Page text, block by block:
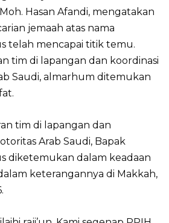
Hasan Afandi, mengatakan
jemaah atas nama
telah mencapai titik temu.
tim di lapangan dan koordinasi
Saudi, almarhum ditemukan
tim di lapangan dan
Arab Saudi, Bapak
diketemukan dalam keadaan
keterangannya di Makkah,